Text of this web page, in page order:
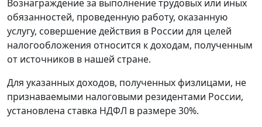
Вознаграждение за выполнение трудовых или иных
обязанностей, проведенную работу, оказанную
услугу, совершение действия в России для целей
налогообложения относится к доходам, полученным
от источников в нашей стране.
Для указанных доходов, полученных физлицами, не
признаваемыми налоговыми резидентами России,
установлена ставка НДФЛ в размере 30%.